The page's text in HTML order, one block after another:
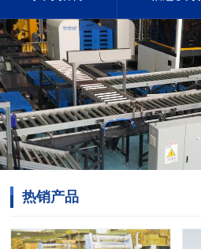
热销产品